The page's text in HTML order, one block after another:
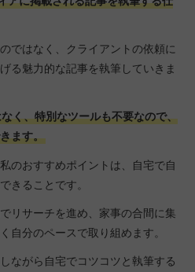
ではなく、クライアントの依頼に
る魅力的な記事を執筆していきま
く、特別なツールも不要なので、
ます。
のおすすめポイントは、自宅で自
きることです。
リサーチを進め、家事の合間に集
自分のペースで取り組めます。
ながら自宅でコツコツと執筆する